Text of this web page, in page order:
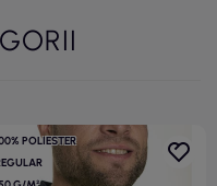
POLIESTER